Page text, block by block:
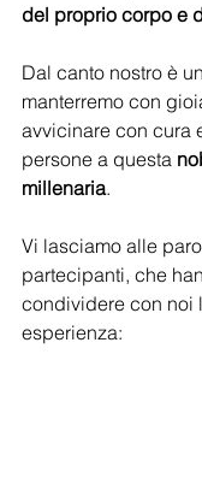
del proprio corpo e
Dal canto nostro è
manterremo con
avvicinare con cura
persone a questa
millenaria.
Vi lasciamo alle
partecipanti, che
condividere con noi
esperienza: